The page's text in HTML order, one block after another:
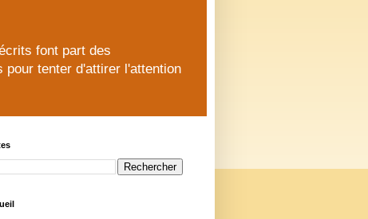
font part des
pour tenter d'attirer l'attention